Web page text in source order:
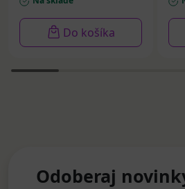
Do košíka
Odoberaj